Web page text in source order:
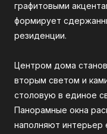
графитовыми
формирует
резиденции.
Центром дома
вторым светом и
столовую в единое
Панорамные окна
наполняют интерьер